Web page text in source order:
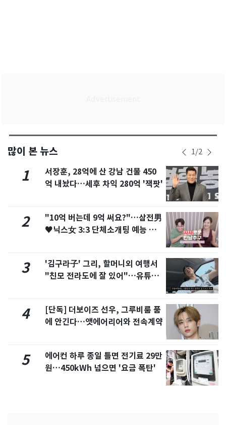
많이 본 뉴스 1/2
1
서장훈, 28억에 산 강남 건물 450
억 내놨다…세후 차익 280억 '잭팟'
2
"10억 버는데 9억 써요?"…삼전男
♥닉스女 3:3 단체소개팅 예능 화
3
'김구라子' 그리, 할머니외 여행서
"친모 전라도에 잘 있어"…유튜브
4
[단독] 더보이즈 선우, 그루비룸 품
에 안긴다…앳에어리어와 전속계약
5
에어컨 하루 종일 틀면 전기료 29만
원…450kWh 넘으면 '요금 폭탄'